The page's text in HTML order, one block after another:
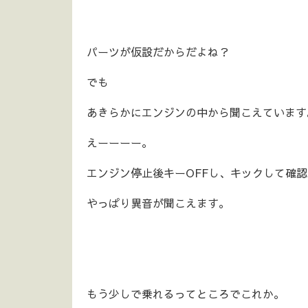
パーツが仮設だからだよね？
でも
あきらかにエンジンの中から聞こえています
えーーーー。
エンジン停止後キーOFFし、キックして確
やっぱり異音が聞こえます。
もう少しで乗れるってところでこれか。